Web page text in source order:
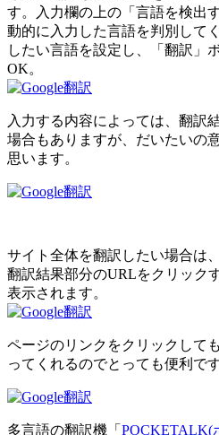
す。入力欄の上の「言語を検出
動的に入力した言語を判別して
したい言語を設定し、「翻訳」
OK。
入力する内容によっては、翻訳
場合もありますが、だいたいの
思います。
サイト全体を翻訳したい場合は
翻訳結果部分のURLをクリック
表示されます。
ページのリンクをクリックして
ってくれるのでとっても便利です
多言語の翻訳機「 POCKETALK(